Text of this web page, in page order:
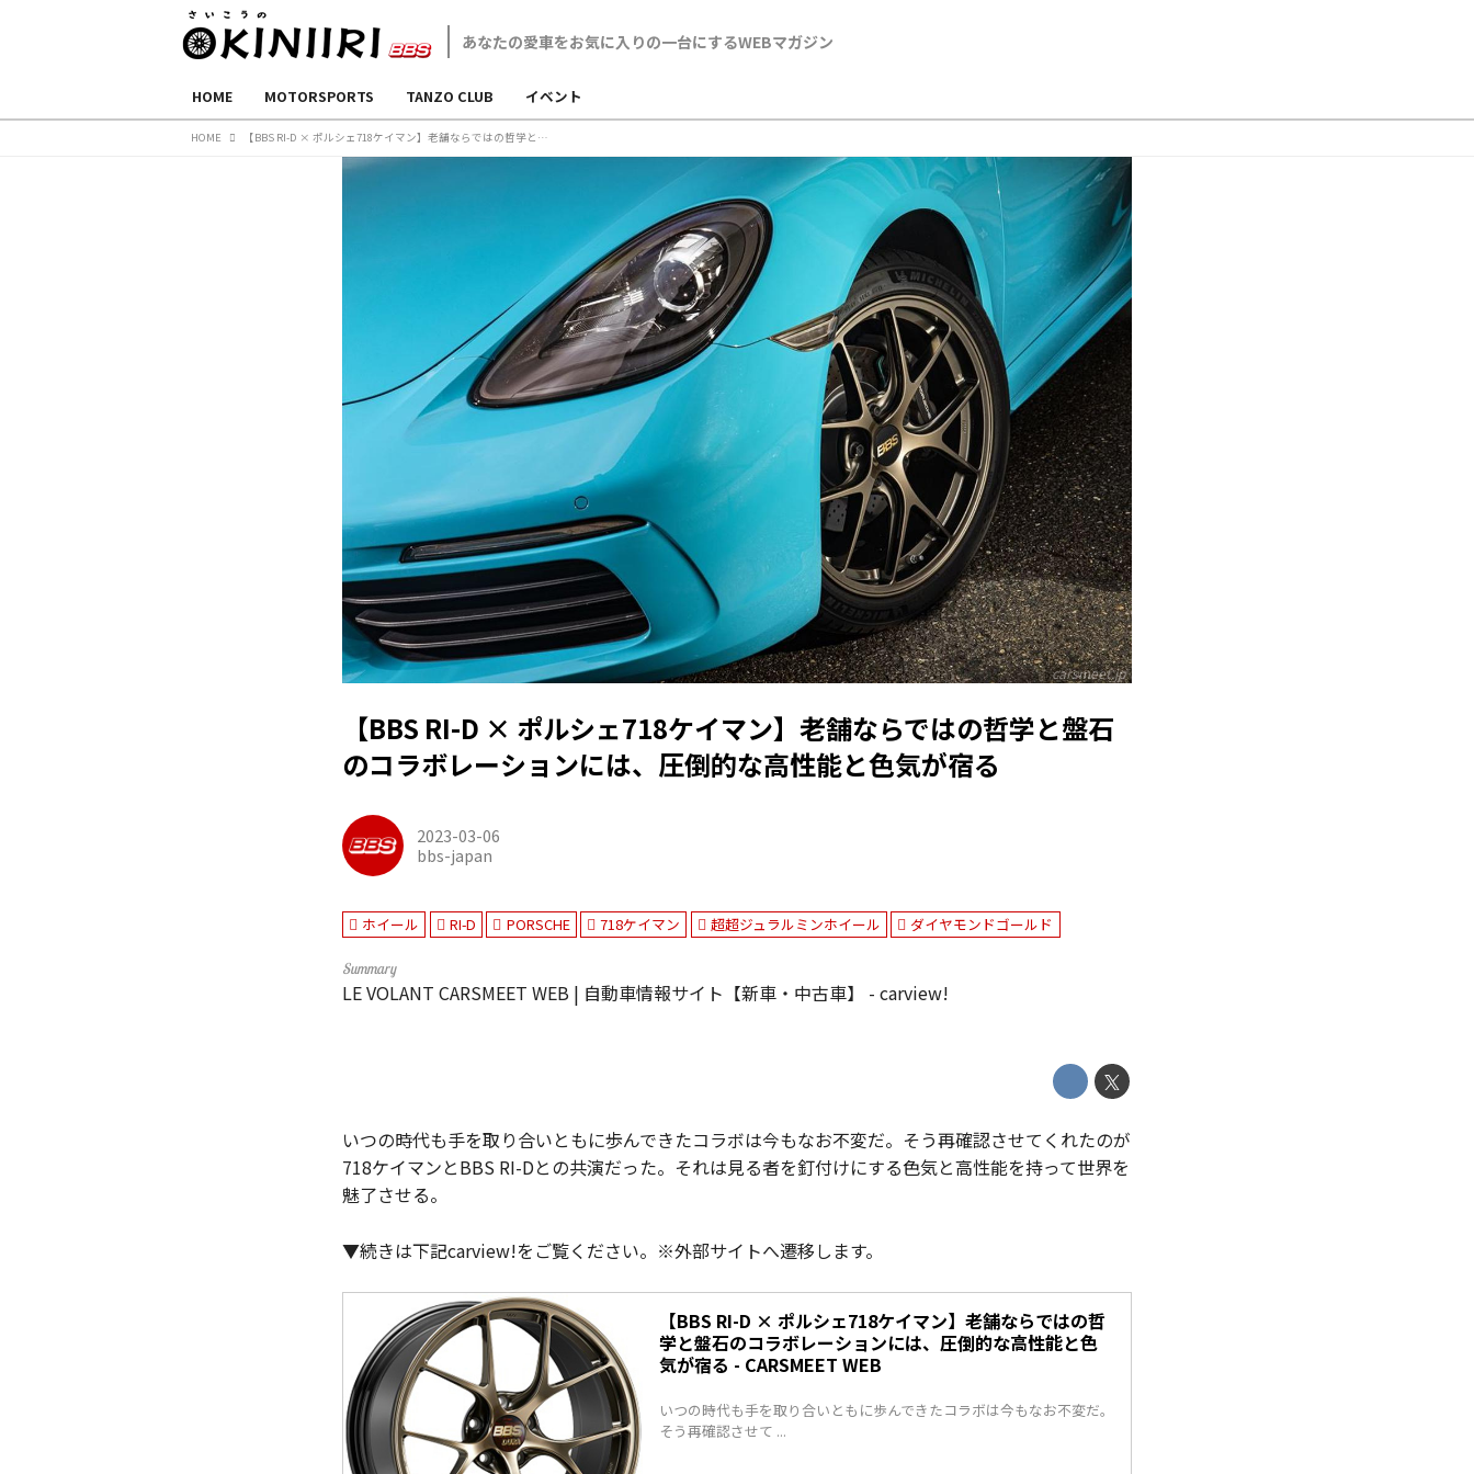
HOME MOTORSPORTS TANZO CLUB イベント
HOME 【BBS RI-D × ポルシェ718ケイマン】老舗ならではの哲学と盤石のコラボレーションには、圧倒的な高性能と色気が宿る
carsmeet.jp
【BBS RI-D × ポルシェ718ケイマン】老舗ならではの哲学と盤石
のコラボレーションには、圧倒的な高性能と色気が宿る
2023-03-06
bbs-japan
ホイール RI-D PORSCHE 718ケイマン 超超ジュラルミンホイール ダイヤモンドゴールド
LE VOLANT CARSMEET WEB | 自動車情報サイト【新車・中古車】 - carview!
いつの時代も手を取り合いともに歩んできたコラボは今もなお不変だ。そう再確認させてくれたのが
718ケイマンとBBS RI-Dとの共演だった。それは見る者を釘付けにする色気と高性能を持って世界を
魅了させる。
▼続きは下記carview!をご覧ください。※外部サイトへ遷移します。
【BBS RI-D × ポルシェ718ケイマン】老舗ならではの哲
学と盤石のコラボレーションには、圧倒的な高性能と色
気が宿る - CARSMEET WEB
いつの時代も手を取り合いともに歩んできたコラボは今もなお不変だ。
そう再確認させて ...